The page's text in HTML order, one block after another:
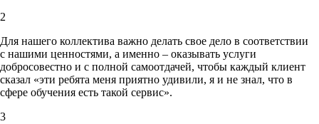
2
Для нашего коллектива важно делать свое дело в соответствии
с нашими ценностями, а именно – оказывать услуги
добросовестно и с полной самоотдачей, чтобы каждый клиент
сказал «эти ребята меня приятно удивили, я и не знал, что в
сфере обучения есть такой сервис».
3